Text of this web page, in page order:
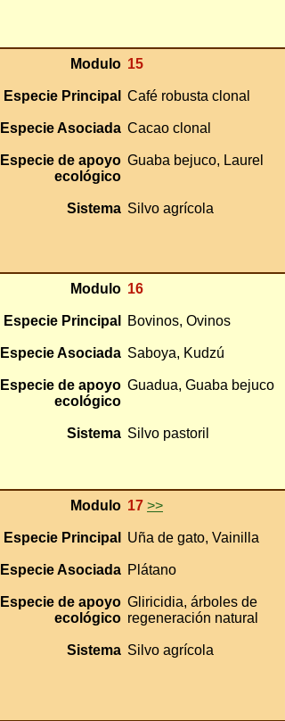
Modulo
Especie Principal
Especie Asociada
Especie de apoyo
ecológico
Sistema
15
Café robusta clonal
Cacao clonal
Guaba bejuco, Laurel
Silvo agrícola
Modulo
Especie Principal
Especie Asociada
Especie de apoyo
ecológico
Sistema
16
Bovinos, Ovinos
Saboya, Kudzú
Guadua, Guaba bejuco
Silvo pastoril
Modulo
Especie Principal
Especie Asociada
Especie de apoyo
ecológico
Sistema
17 >>
Uña de gato, Vainilla
Plátano
Gliricidia, árboles de
regeneración natural
Silvo agrícola